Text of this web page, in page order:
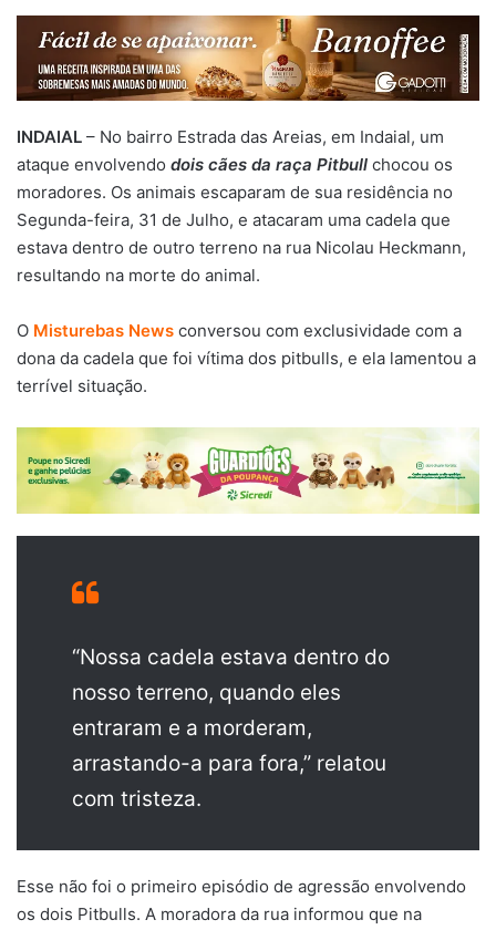
INDAIAL – No bairro Estrada das Areias, em Indaial, um
ataque envolvendo dois cães da raça Pitbull chocou os
moradores. Os animais escaparam de sua residência no
Segunda-feira, 31 de Julho, e atacaram uma cadela que
estava dentro de outro terreno na rua Nicolau Heckmann,
resultando na morte do animal.
O Misturebas News conversou com exclusividade com a
dona da cadela que foi vítima dos pitbulls, e ela lamentou a
terrível situação.
“Nossa cadela estava dentro do
nosso terreno, quando eles
entraram e a morderam,
arrastando-a para fora,” relatou
com tristeza.
Esse não foi o primeiro episódio de agressão envolvendo
os dois Pitbulls. A moradora da rua informou que na